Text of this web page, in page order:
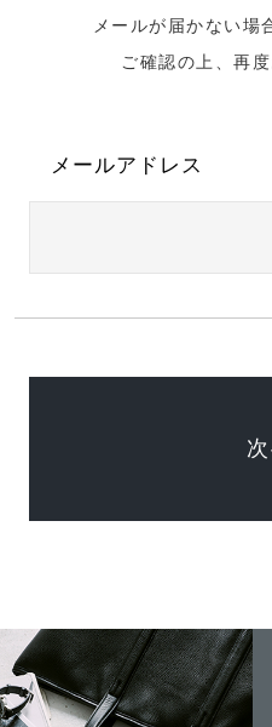
メールが届かない場
ご確認の上、再
メールアドレス